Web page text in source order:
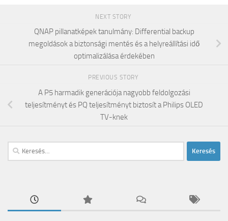
NEXT STORY
QNAP pillanatképek tanulmány: Differential backup
megoldások a biztonsági mentés és a helyreállítási idő
optimalizálása érdekében
PREVIOUS STORY
A P5 harmadik generációja nagyobb feldolgozási
teljesítményt és PQ teljesítményt biztosít a Philips OLED
TV-knek
Keresés: